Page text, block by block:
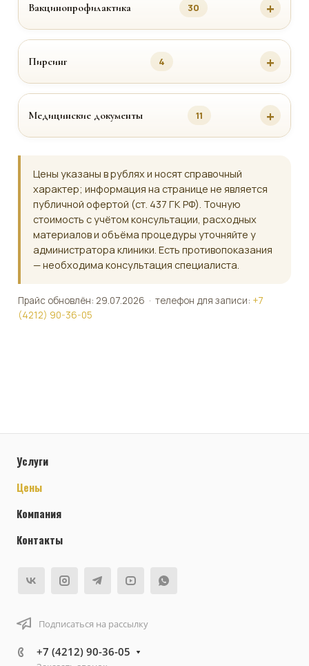
Вакцинопрофилактика 30
Пирсинг 4
Медицинские документы 11
Цены указаны в рублях и носят справочный
характер; информация на странице не является
публичной офертой (ст. 437 ГК РФ). Точную
стоимость с учётом консультации, расходных
материалов и объёма процедуры уточняйте у
администратора клиники. Есть противопоказания
— необходима консультация специалиста.
Прайс обновлён: 29.07.2026 · телефон для записи: +7
(4212) 90-36-05
Услуги
Цены
Компания
Контакты
Подписаться на рассылку
+7 (4212) 90-36-05